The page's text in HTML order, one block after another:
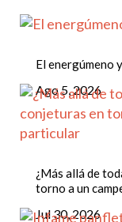
El energúmeno
Ago 5, 2026
¿Más allá de
torno a un
Jul 30, 2026